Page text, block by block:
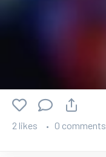
2 likes 0 comments